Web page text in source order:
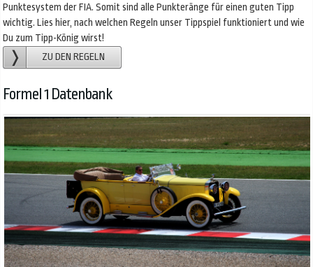
Punktesystem der FIA. Somit sind alle Punkteränge für einen guten Tipp
wichtig. Lies hier, nach welchen Regeln unser Tippspiel funktioniert und wie
Du zum Tipp-König wirst!
ZU DEN REGELN
Formel 1 Datenbank